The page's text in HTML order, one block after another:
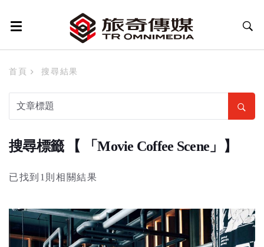
首頁 搜尋結果
搜尋標籤 【 「Movie Coffee Scene」】
已找到1則相關結果